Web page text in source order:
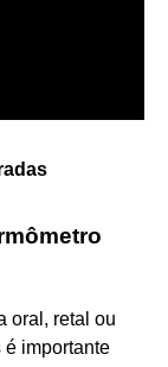
oral, retal ou
é importante